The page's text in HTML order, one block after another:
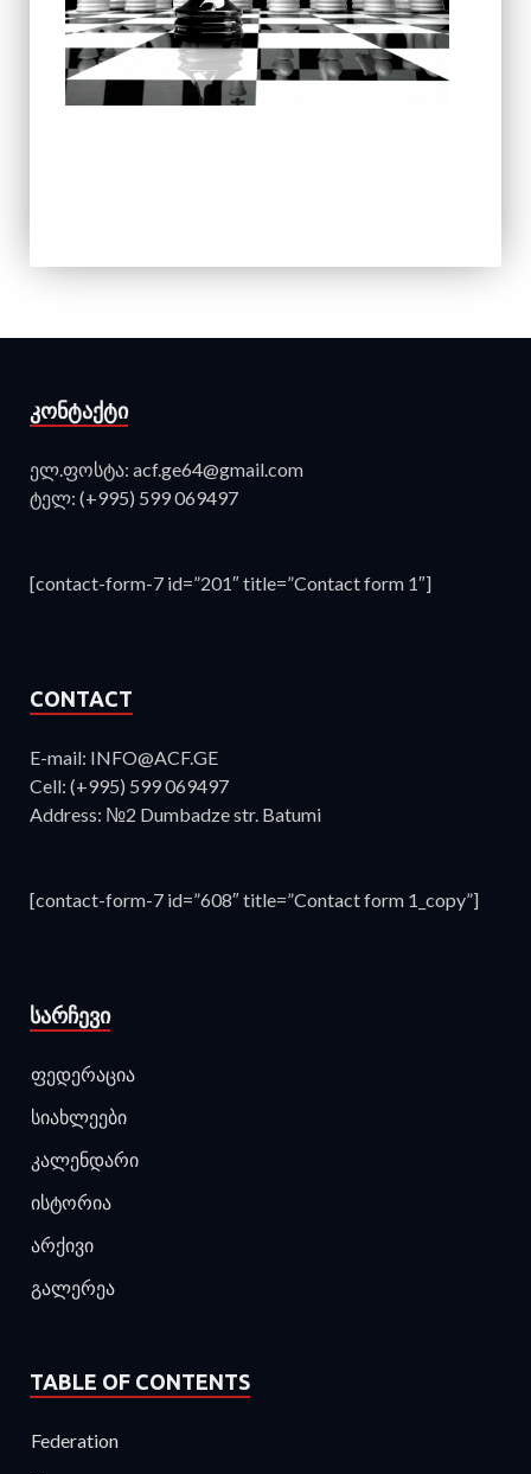
ᲙᲝᲜᲢᲐᲥᲢᲘ
ელ.ფოსტა: acf.ge64@gmail.com
ტელ: (+995) 599 069497
[contact-form-7 id=”201″ title=”Contact form 1″]
CONTACT
E-mail: INFO@ACF.GE
Cell: (+995) 599 069497
Address: №2 Dumbadze str. Batumi
[contact-form-7 id=”608″ title=”Contact form 1_copy”]
ᲡᲐᲠᲩᲔᲕᲘ
ფედერაცია
სიახლეები
კალენდარი
ისტორია
არქივი
გალერეა
TABLE OF CONTENTS
Federation